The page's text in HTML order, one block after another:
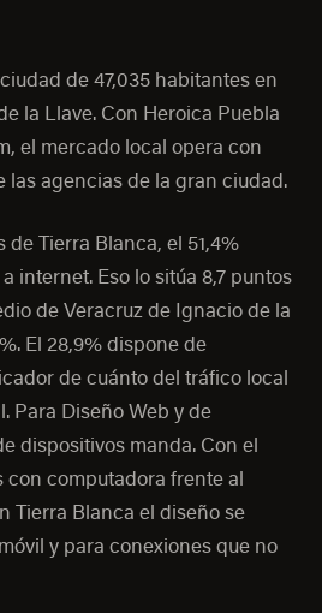
de 47,035 habitantes en
la Llave. Con Heroica Puebla
el mercado local opera con
las agencias de la gran ciudad.
de Tierra Blanca, el 51,4%
internet. Eso lo sitúa 8,7 puntos
de Veracruz de Ignacio de la
El 28,9% dispone de
de cuánto del tráfico local
Para Diseño Web y de
dispositivos manda. Con el
con computadora frente al
Tierra Blanca el diseño se
y para conexiones que no